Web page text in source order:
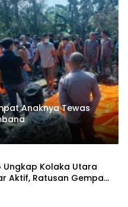
Anaknya Tewas
Ungkap Kolaka Utara
Aktif, Ratusan Gempa